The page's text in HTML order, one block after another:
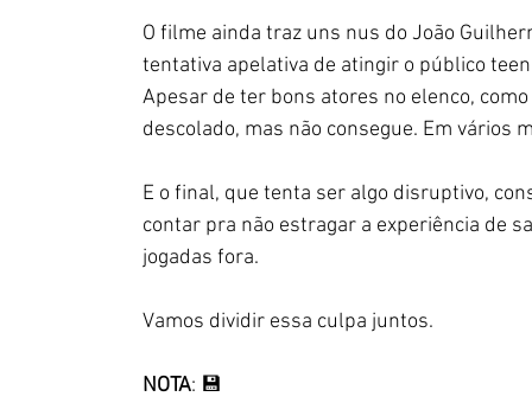
O filme ainda traz uns nus do João
tentativa apelativa de atingir o público
Apesar de ter bons atores no elenco,
descolado, mas não consegue. Em vários
E o final, que tenta ser algo disruptivo,
contar pra não estragar a experiência de
jogadas fora.
Vamos dividir essa culpa juntos.
NOTA: 💾